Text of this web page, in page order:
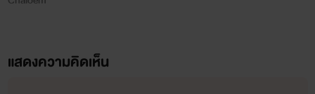
แสดงความคิดเห็น